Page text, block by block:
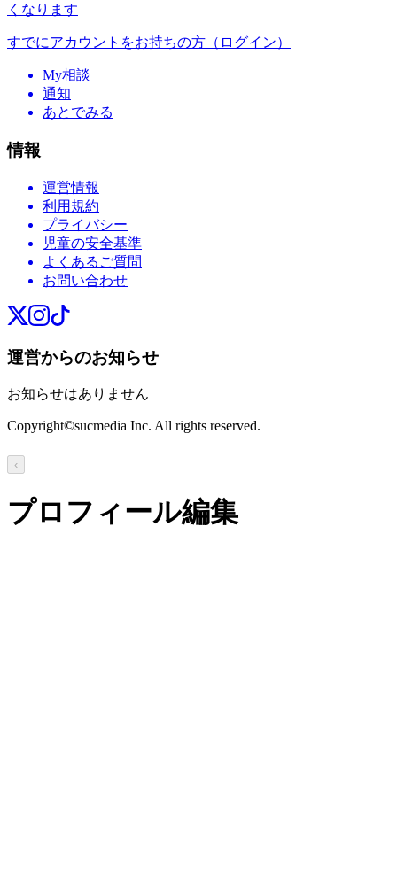
くなります
すでにアカウントをお持ちの方（ログイン）
My相談
通知
あとでみる
情報
運営情報
利用規約
プライバシー
児童の安全基準
よくあるご質問
お問い合わせ
運営からのお知らせ
お知らせはありません
Copyright©sucmedia Inc. All rights reserved.
‹
プロフィール編集